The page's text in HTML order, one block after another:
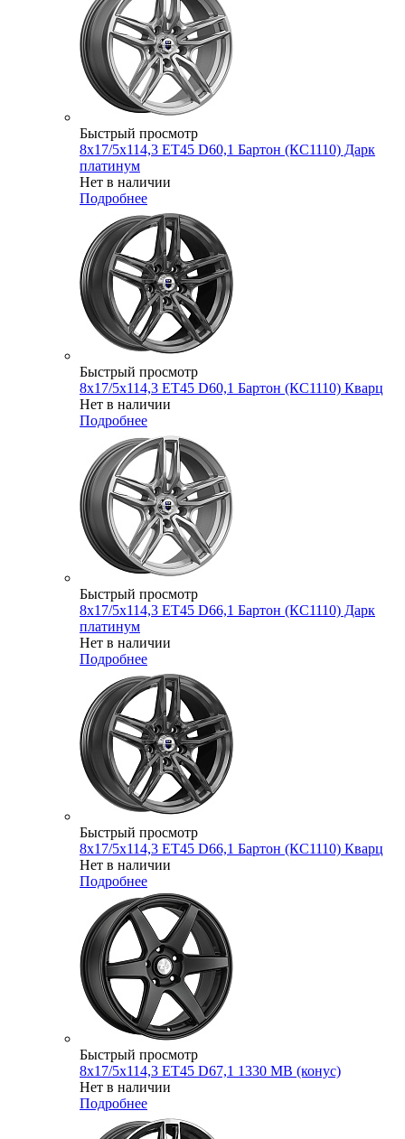
Быстрый просмотр
8x17/5x114,3 ET45 D60,1 Бартон (КС1110) Дарк
платинум
Нет в наличии
Подробнее
Быстрый просмотр
8x17/5x114,3 ET45 D60,1 Бартон (КС1110) Кварц
Нет в наличии
Подробнее
Быстрый просмотр
8x17/5x114,3 ET45 D66,1 Бартон (КС1110) Дарк
платинум
Нет в наличии
Подробнее
Быстрый просмотр
8x17/5x114,3 ET45 D66,1 Бартон (КС1110) Кварц
Нет в наличии
Подробнее
Быстрый просмотр
8x17/5x114,3 ET45 D67,1 1330 MB (конус)
Нет в наличии
Подробнее